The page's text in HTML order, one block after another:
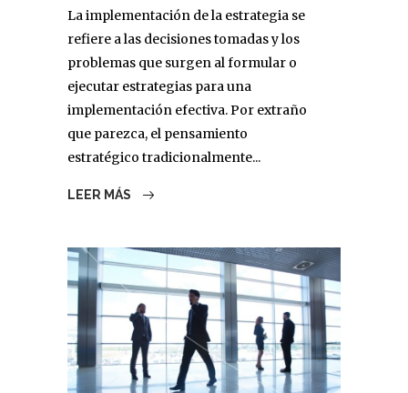
La implementación de la estrategia se
refiere a las decisiones tomadas y los
problemas que surgen al formular o
ejecutar estrategias para una
implementación efectiva. Por extraño
que parezca, el pensamiento
estratégico tradicionalmente...
LEER MÁS